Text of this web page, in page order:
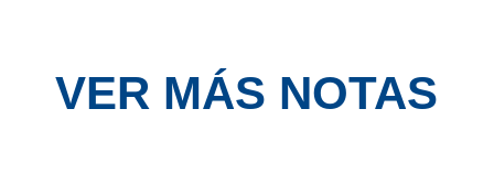
VER MÁS NOTAS